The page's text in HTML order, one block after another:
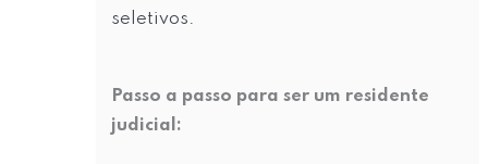
seletivos.
Passo a passo para ser um residente
judicial: